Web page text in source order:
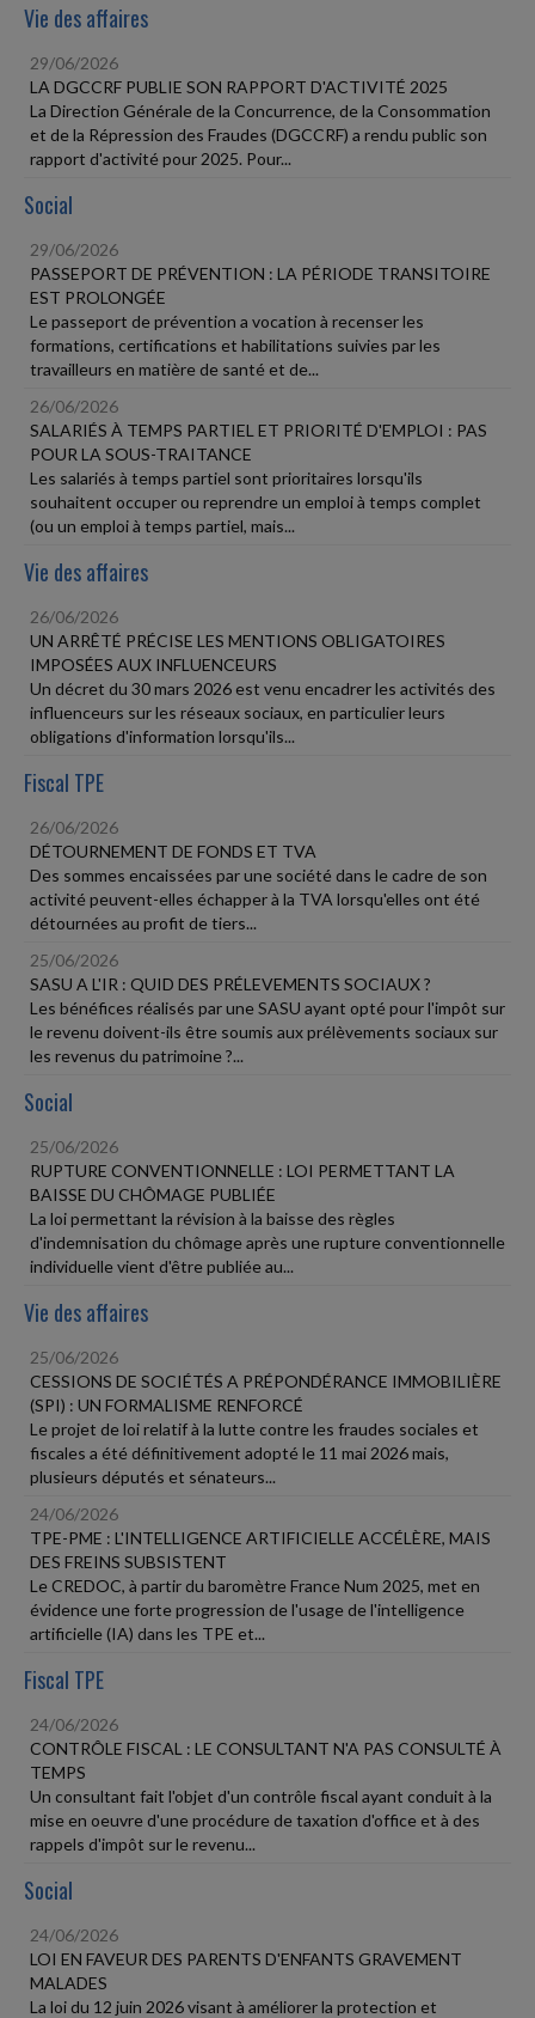
Vie des affaires
29/06/2026
LA DGCCRF PUBLIE SON RAPPORT D'ACTIVITÉ 2025
La Direction Générale de la Concurrence, de la Consommation
et de la Répression des Fraudes (DGCCRF) a rendu public son
rapport d'activité pour 2025. Pour...
Social
29/06/2026
PASSEPORT DE PRÉVENTION : LA PÉRIODE TRANSITOIRE
EST PROLONGÉE
Le passeport de prévention a vocation à recenser les
formations, certifications et habilitations suivies par les
travailleurs en matière de santé et de...
26/06/2026
SALARIÉS À TEMPS PARTIEL ET PRIORITÉ D'EMPLOI : PAS
POUR LA SOUS-TRAITANCE
Les salariés à temps partiel sont prioritaires lorsqu'ils
souhaitent occuper ou reprendre un emploi à temps complet
(ou un emploi à temps partiel, mais...
Vie des affaires
26/06/2026
UN ARRÊTÉ PRÉCISE LES MENTIONS OBLIGATOIRES
IMPOSÉES AUX INFLUENCEURS
Un décret du 30 mars 2026 est venu encadrer les activités des
influenceurs sur les réseaux sociaux, en particulier leurs
obligations d'information lorsqu'ils...
Fiscal TPE
26/06/2026
DÉTOURNEMENT DE FONDS ET TVA
Des sommes encaissées par une société dans le cadre de son
activité peuvent-elles échapper à la TVA lorsqu'elles ont été
détournées au profit de tiers...
25/06/2026
SASU A L'IR : QUID DES PRÉLEVEMENTS SOCIAUX ?
Les bénéfices réalisés par une SASU ayant opté pour l'impôt sur
le revenu doivent-ils être soumis aux prélèvements sociaux sur
les revenus du patrimoine ?...
Social
25/06/2026
RUPTURE CONVENTIONNELLE : LOI PERMETTANT LA
BAISSE DU CHÔMAGE PUBLIÉE
La loi permettant la révision à la baisse des règles
d'indemnisation du chômage après une rupture conventionnelle
individuelle vient d'être publiée au...
Vie des affaires
25/06/2026
CESSIONS DE SOCIÉTÉS A PRÉPONDÉRANCE IMMOBILIÈRE
(SPI) : UN FORMALISME RENFORCÉ
Le projet de loi relatif à la lutte contre les fraudes sociales et
fiscales a été définitivement adopté le 11 mai 2026 mais,
plusieurs députés et sénateurs...
24/06/2026
TPE-PME : L'INTELLIGENCE ARTIFICIELLE ACCÉLÈRE, MAIS
DES FREINS SUBSISTENT
Le CREDOC, à partir du baromètre France Num 2025, met en
évidence une forte progression de l'usage de l'intelligence
artificielle (IA) dans les TPE et...
Fiscal TPE
24/06/2026
CONTRÔLE FISCAL : LE CONSULTANT N'A PAS CONSULTÉ À
TEMPS
Un consultant fait l'objet d'un contrôle fiscal ayant conduit à la
mise en oeuvre d'une procédure de taxation d'office et à des
rappels d'impôt sur le revenu...
Social
24/06/2026
LOI EN FAVEUR DES PARENTS D'ENFANTS GRAVEMENT
MALADES
La loi du 12 juin 2026 visant à améliorer la protection et